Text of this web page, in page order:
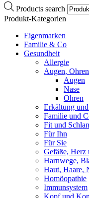
Products search
Produkt-Kategorien
Eigenmarken
Familie & Co
Gesundheit
Allergie
Augen,
Augen
Nase
Ohren
Erkältung
Familie und
Fit und
Für Ihn
Für Sie
Gefäße, Herz
Harnwege,
Haut, Haare,
Homöopathie
Immunsystem